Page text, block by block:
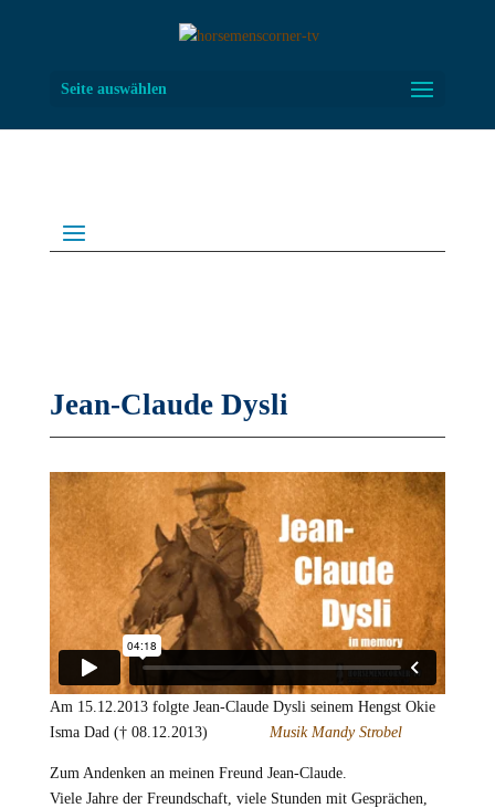
Seite auswählen
Jean-Claude Dysli
Am 15.12.2013 folgte Jean-Claude Dysli seinem Hengst Okie
Isma Dad († 08.12.2013) Musik Mandy Strobel
Zum Andenken an meinen Freund Jean-Claude.
Viele Jahre der Freundschaft, viele Stunden mit Gesprächen,